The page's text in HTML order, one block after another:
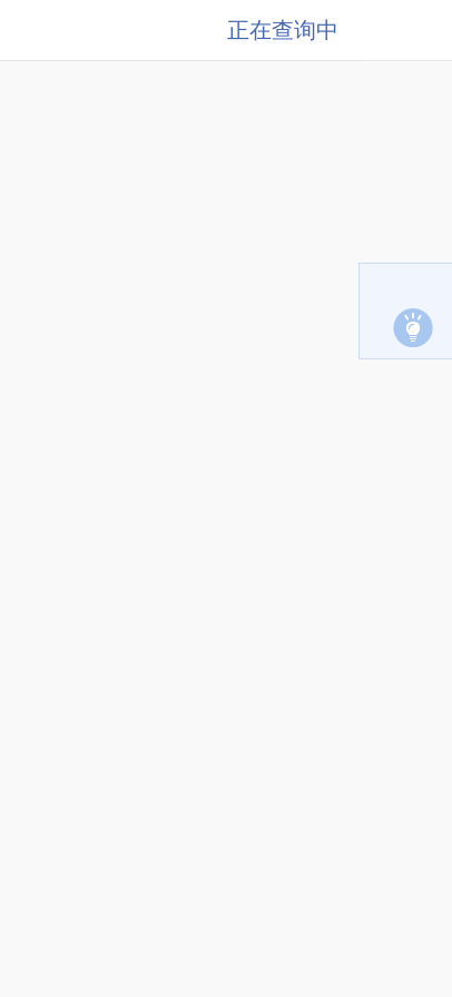
正在查询中